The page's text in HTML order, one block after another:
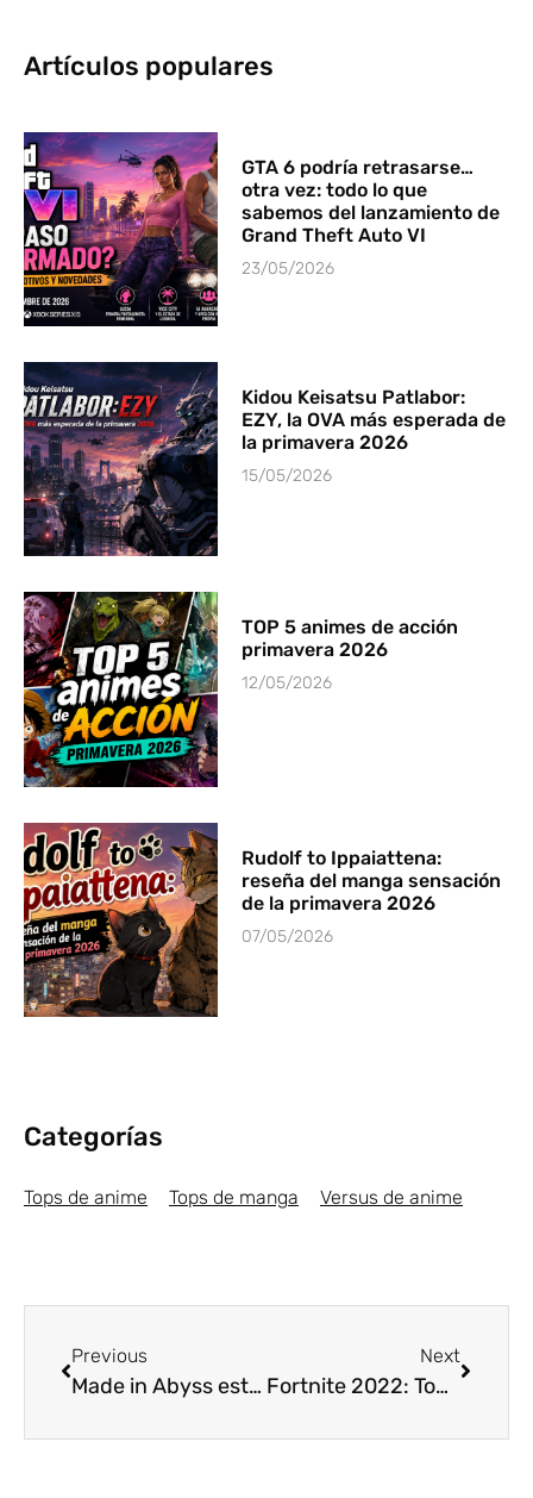
Artículos populares
GTA 6 podría retrasarse…
otra vez: todo lo que
sabemos del lanzamiento de
Grand Theft Auto VI
23/05/2026
Kidou Keisatsu Patlabor:
EZY, la OVA más esperada de
la primavera 2026
15/05/2026
TOP 5 animes de acción
primavera 2026
12/05/2026
Rudolf to Ippaiattena:
reseña del manga sensación
de la primavera 2026
07/05/2026
Categorías
Tops de anime Tops de manga Versus de anime
Previous
Made in Abyss estrenará temporada anime y videojuego en 2022
Next
Fortnite 2022: Todas las novedades de la última actualización